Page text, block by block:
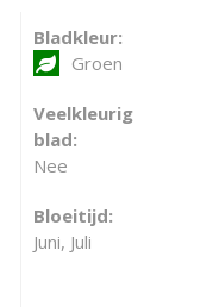
Bladkleur:
Groen
Veelkleurig
blad:
Nee
Bloeitijd:
Juni, Juli